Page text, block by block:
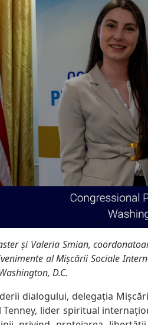
și Valeria Smian,
al Mișcării Sociale
D.C.
dialogului, delegația
Tenney, lider spiritual